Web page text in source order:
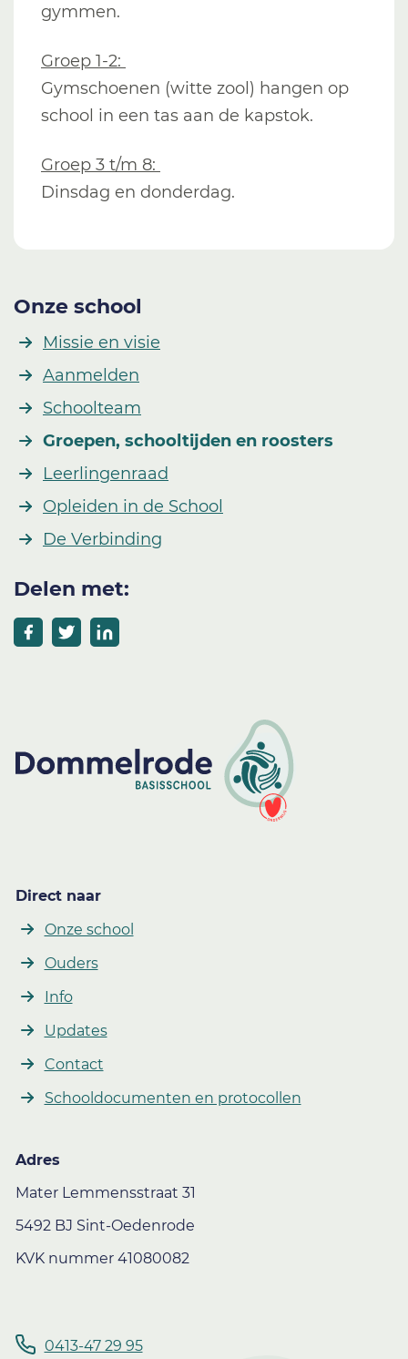
gymmen.
Groep 1-2:
Gymschoenen (witte zool) hangen op
school in een tas aan de kapstok.
Groep 3 t/m 8:
Dinsdag en donderdag.
Onze school
Missie en visie
Aanmelden
Schoolteam
Groepen, schooltijden en roosters
Leerlingenraad
Opleiden in de School
De Verbinding
Delen met:
Direct naar
Onze school
Ouders
Info
Updates
Contact
Schooldocumenten en protocollen
Adres
Mater Lemmensstraat 31
5492 BJ Sint-Oedenrode
KVK nummer 41080082
0413-47 29 95